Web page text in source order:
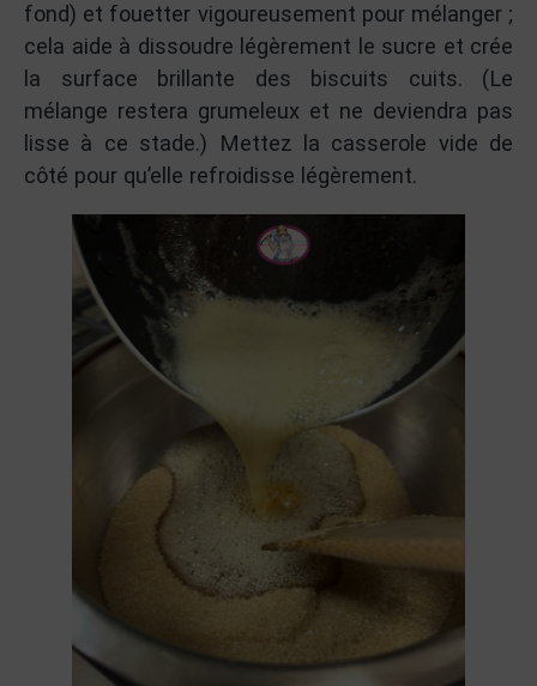
fond) et fouetter vigoureusement pour mélanger ;
cela aide à dissoudre légèrement le sucre et crée
la surface brillante des biscuits cuits. (Le
mélange restera grumeleux et ne deviendra pas
lisse à ce stade.) Mettez la casserole vide de
côté pour qu’elle refroidisse légèrement.